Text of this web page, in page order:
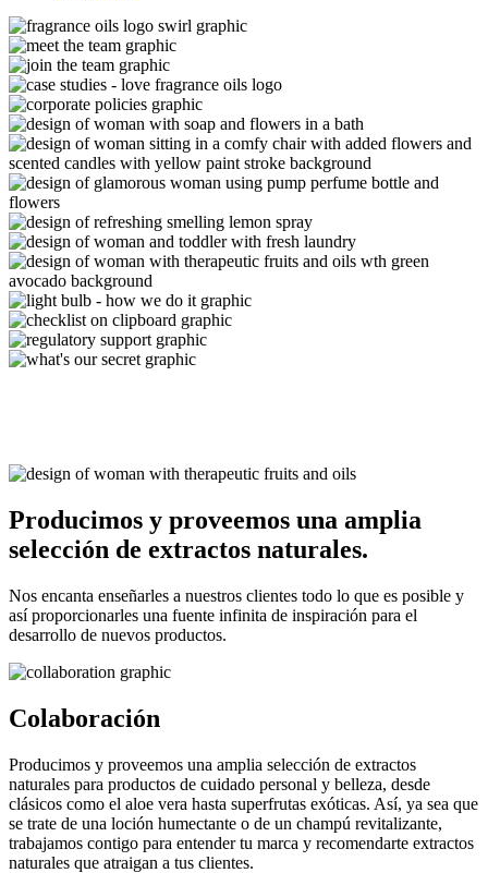
Producimos y proveemos una amplia
selección de extractos naturales.
Nos encanta enseñarles a nuestros clientes todo lo que es posible y
así proporcionarles una fuente infinita de inspiración para el
desarrollo de nuevos productos.
Colaboración
Producimos y proveemos una amplia selección de extractos
naturales para productos de cuidado personal y belleza, desde
clásicos como el aloe vera hasta superfrutas exóticas. Así, ya sea que
se trate de una loción humectante o de un champú revitalizante,
trabajamos contigo para entender tu marca y recomendarte extractos
naturales que atraigan a tus clientes.